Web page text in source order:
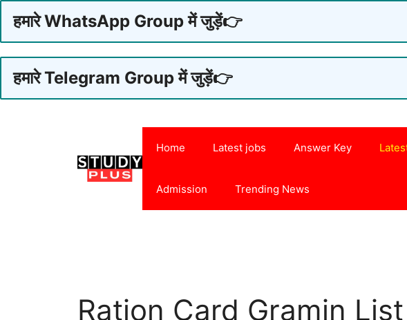
हमारे WhatsApp Group में जुड़ें👉
हमारे Telegram Group में जुड़ें👉
Home Latest jobs Answer Key
Admission Trending News
Ration Card Gramin List